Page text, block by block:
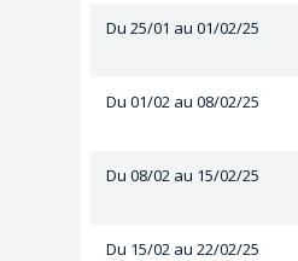
Du 25/01 au 01/02/25
Du 01/02 au 08/02/25
Du 08/02 au 15/02/25
Du 15/02 au 22/02/25